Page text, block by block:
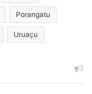
Porangatu
Uruaçu